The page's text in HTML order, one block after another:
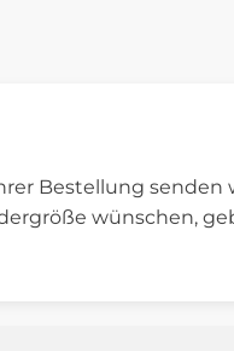
Bestellung senden
wünschen,